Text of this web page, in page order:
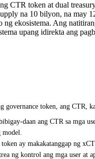
CTR token at dual
na 10 bilyon, na may
ng ekosistema. Ang
upang idirekta ang
token, ang CTR,
daan ang CTR sa mga
model.
ay makakatanggap ng
ng kontrol ang mga user at